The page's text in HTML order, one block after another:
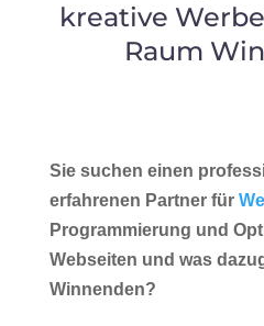
kreative
Raum
Sie suchen einen
erfahrenen Partner für
Programmierung und
Webseiten und was
Winnenden?